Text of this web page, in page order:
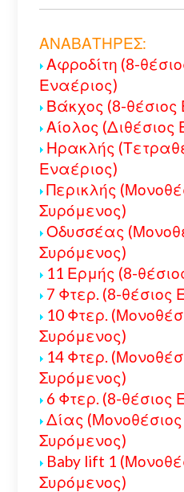
ΑΝΑΒΑΤΗΡΕΣ:
Αφροδίτη (8-
Εναέριος)
Βάκχος (8-θέσιος
Αίολος (Διθέσιος
Ηρακλής
Εναέριος)
Περικλής
Συρόμενος)
Οδυσσέας
Συρόμενος)
11 Ερμής (8-
7 Φτερ. (8-θέσιος
10 Φτερ.
Συρόμενος)
14 Φτερ.
Συρόμενος)
6 Φτερ. (8-θέσιος
Δίας (Μονοθέσιος
Συρόμενος)
Baby lift 1
Συρόμενος)